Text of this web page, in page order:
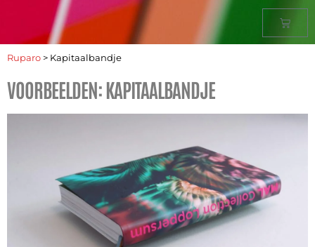
Ruparo > Kapitaalbandje
VOORBEELDEN: KAPITAALBANDJE